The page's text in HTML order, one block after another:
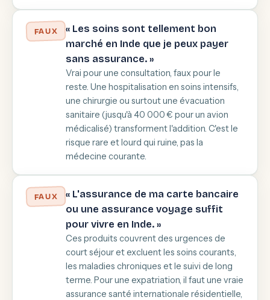
FAUX
« Les soins sont tellement bon
marché en Inde que je peux payer
sans assurance. »
Vrai pour une consultation, faux pour le
reste. Une hospitalisation en soins intensifs,
une chirurgie ou surtout une évacuation
sanitaire (jusqu'à 40 000 € pour un avion
médicalisé) transforment l'addition. C'est le
risque rare et lourd qui ruine, pas la
médecine courante.
FAUX
« L'assurance de ma carte bancaire
ou une assurance voyage suffit
pour vivre en Inde. »
Ces produits couvrent des urgences de
court séjour et excluent les soins courants,
les maladies chroniques et le suivi de long
terme. Pour une expatriation, il faut une vraie
assurance santé internationale résidentielle,